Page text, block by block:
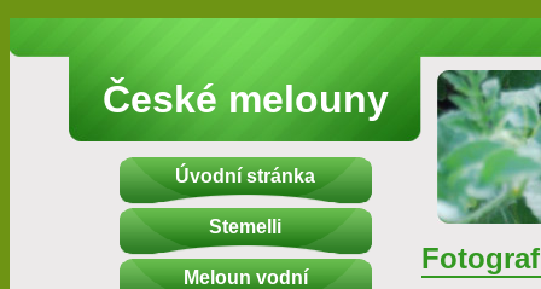
České melouny
Úvodní stránka
Stemelli
Meloun vodní